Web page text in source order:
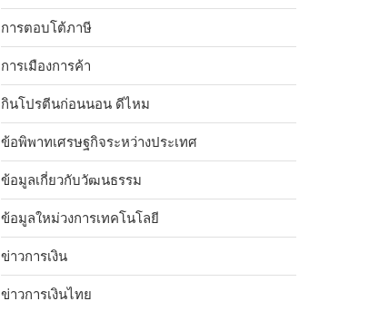
การตอบโต้ภาษี
การเมืองการค้า
กินโปรตีนก่อนนอน ดีไหม
ข้อพิพาทเศรษฐกิจระหว่างประเทศ
ข้อมูลเกี่ยวกับวัฒนธรรม
ข้อมูลใหม่วงการเทคโนโลยี
ข่าวการเงิน
ข่าวการเงินไทย